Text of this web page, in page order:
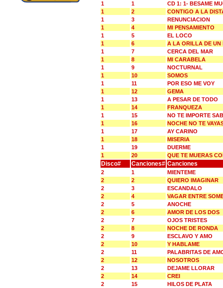
1 1
CD 1: 1- BESAME
1
2
CONTIGO A LA
1
3
RENUNCIACION
1
4
MI PENSAMIENTO
1
5
EL LOCO
1
6
A LA ORILLA DE UN
1
7
CERCA DEL MAR
1
8
MI CARABELA
1
9
NOCTURNAL
1
10
SOMOS
1
11
POR ESO ME VOY
1
12
GEMA
1
13
A PESAR DE TODO
1
14
FRANQUEZA
1
15
NO TE IMPORTE
1
16
NOCHE NO TE
1
17
AY CARINO
1
18
MISERIA
1
19
DUERME
1
20 QUE TE MUERAS
Disco# Canciones# Canciones
2 1
MIENTEME
2
2
QUIERO IMAGINAR
2
3
ESCANDALO
2
4
VAGAR ENTRE
2
5
ANOCHE
2
6
AMOR DE LOS DOS
2
7
OJOS TRISTES
2
8
NOCHE DE RONDA
2
9
ESCLAVO Y AMO
2
10
Y HABLAME
2
11
PALABRITAS DE
2
12
NOSOTROS
2
13
DEJAME LLORAR
2
14
CREI
2
15
HILOS DE PLATA